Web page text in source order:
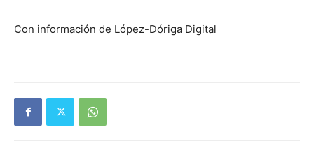
Con información de López-Dóriga Digital